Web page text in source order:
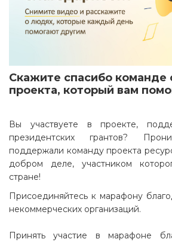
Скажите спасибо команде
проекта, который вам
Вы участвуете в проекте,
президентских грантов?
поддержали команду проекта
добром деле, участником
стране!
Присоединяйтесь к марафону
некоммерческих организаций.
Принять участие в марафоне